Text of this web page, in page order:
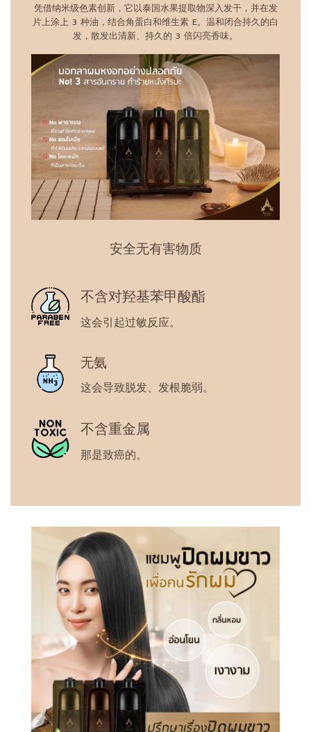
凭借纳米级色素创新，它以泰国水果提取物深入发干，并在发
片上涂上 3 种油，结合角蛋白和维生素 E。温和闭合持久的白
发，散发出清新、持久的 3 倍闪亮香味。
安全无有害物质
不含对羟基苯甲酸酯
这会引起过敏反应。
无氨
这会导致脱发、发根脆弱。
不含重金属
那是致癌的。